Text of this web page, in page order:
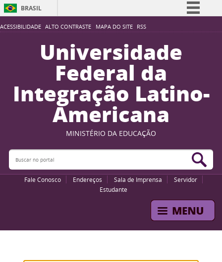
ACESSIBILIDADE ALTO CONTRASTE MAPA DO SITE RSS
BRASIL
Simplifique!
Participe
Acesso à informação
Legislação
Canais
Universidade
Federal da
Integração Latino-
Americana
MINISTÉRIO DA EDUCAÇÃO
Buscar no portal
Fale Conosco Endereços Sala de Imprensa
Servidor
Estudante